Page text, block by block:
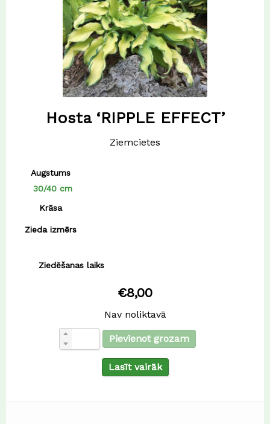
Hosta ‘RIPPLE EFFECT’
Ziemcietes
Augstums
30/40 cm
Krāsa
Zieda izmērs
Ziedēšanas laiks
€8,00
Nav noliktavā
Pievienot grozam
Lasīt vairāk